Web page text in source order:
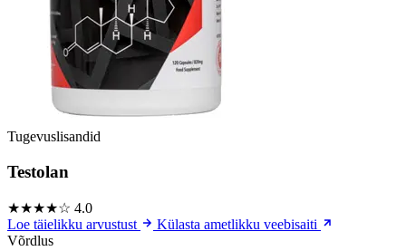
Tugevuslisandid
Testolan
★★★★☆ 4.0
Loe täielikku arvustust
Külasta ametlikku veebisaiti
Võrdlus